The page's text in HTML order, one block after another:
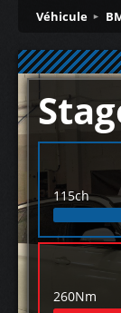
Véhicule
115ch
260Nm